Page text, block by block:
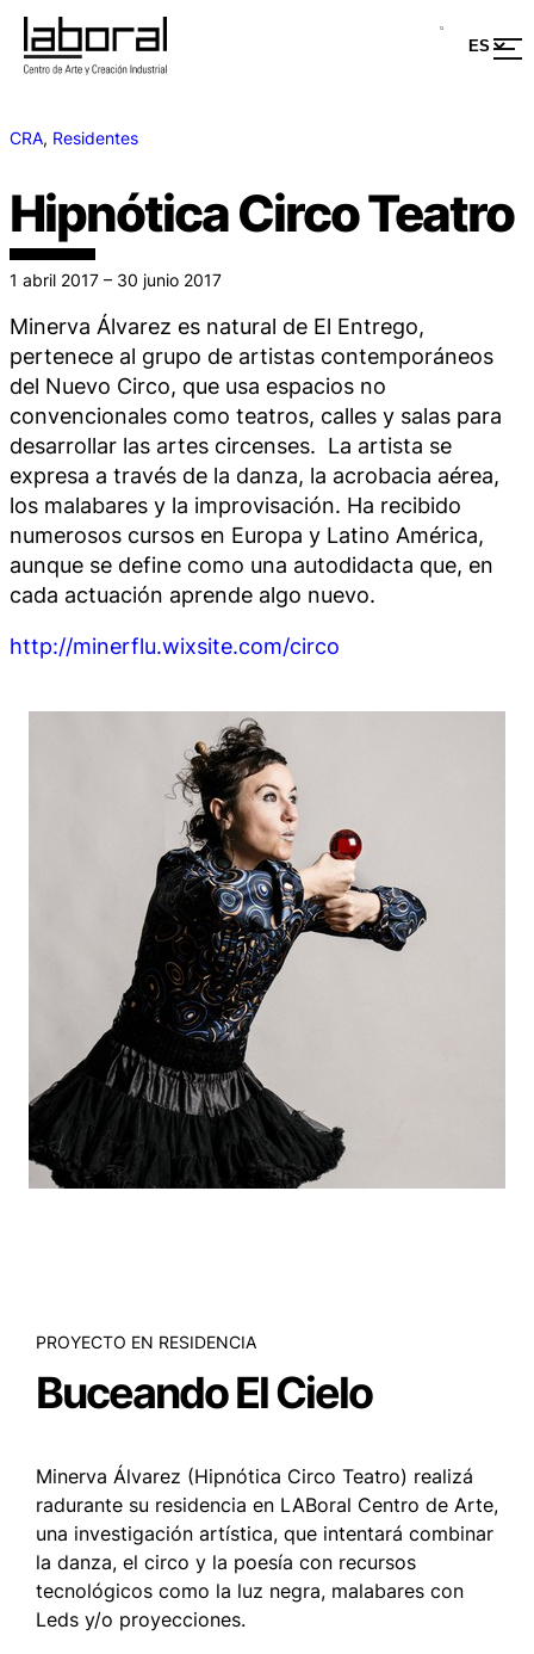
CRA, Residentes
Hipnótica Circo Teatro
1 abril 2017 – 30 junio 2017
Minerva Álvarez es natural de El Entrego,
pertenece al grupo de artistas contemporáneos
del Nuevo Circo, que usa espacios no
convencionales como teatros, calles y salas para
desarrollar las artes circenses. La artista se
expresa a través de la danza, la acrobacia aérea,
los malabares y la improvisación. Ha recibido
numerosos cursos en Europa y Latino América,
aunque se define como una autodidacta que, en
cada actuación aprende algo nuevo.
http://minerflu.wixsite.com/circo
PROYECTO EN RESIDENCIA
Buceando El Cielo
Minerva Álvarez (Hipnótica Circo Teatro) realizá
radurante su residencia en LABoral Centro de Arte,
una investigación artística, que intentará combinar
la danza, el circo y la poesía con recursos
tecnológicos como la luz negra, malabares con
Leds y/o proyecciones.